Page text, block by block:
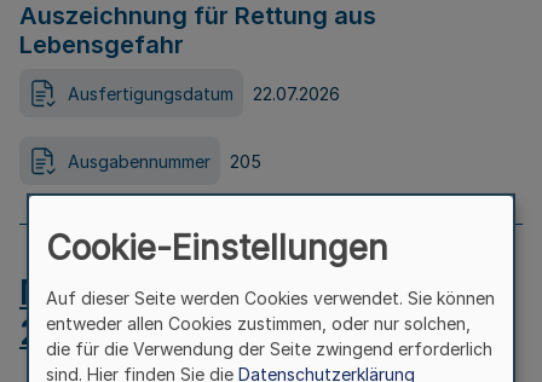
Auszeichnung für Rettung aus
Lebensgefahr
Ausfertigungsdatum 22.07.2026
Ausgabennummer 205
MB.NRW 2026 Nr. 204 vom
24.07.2026
Cookie-Einstellungen
Auf dieser Seite werden Cookies verwendet. Sie können
entweder allen Cookies zustimmen, oder nur solchen,
die für die Verwendung der Seite zwingend erforderlich
sind. Hier finden Sie die Datenschutzerklärung